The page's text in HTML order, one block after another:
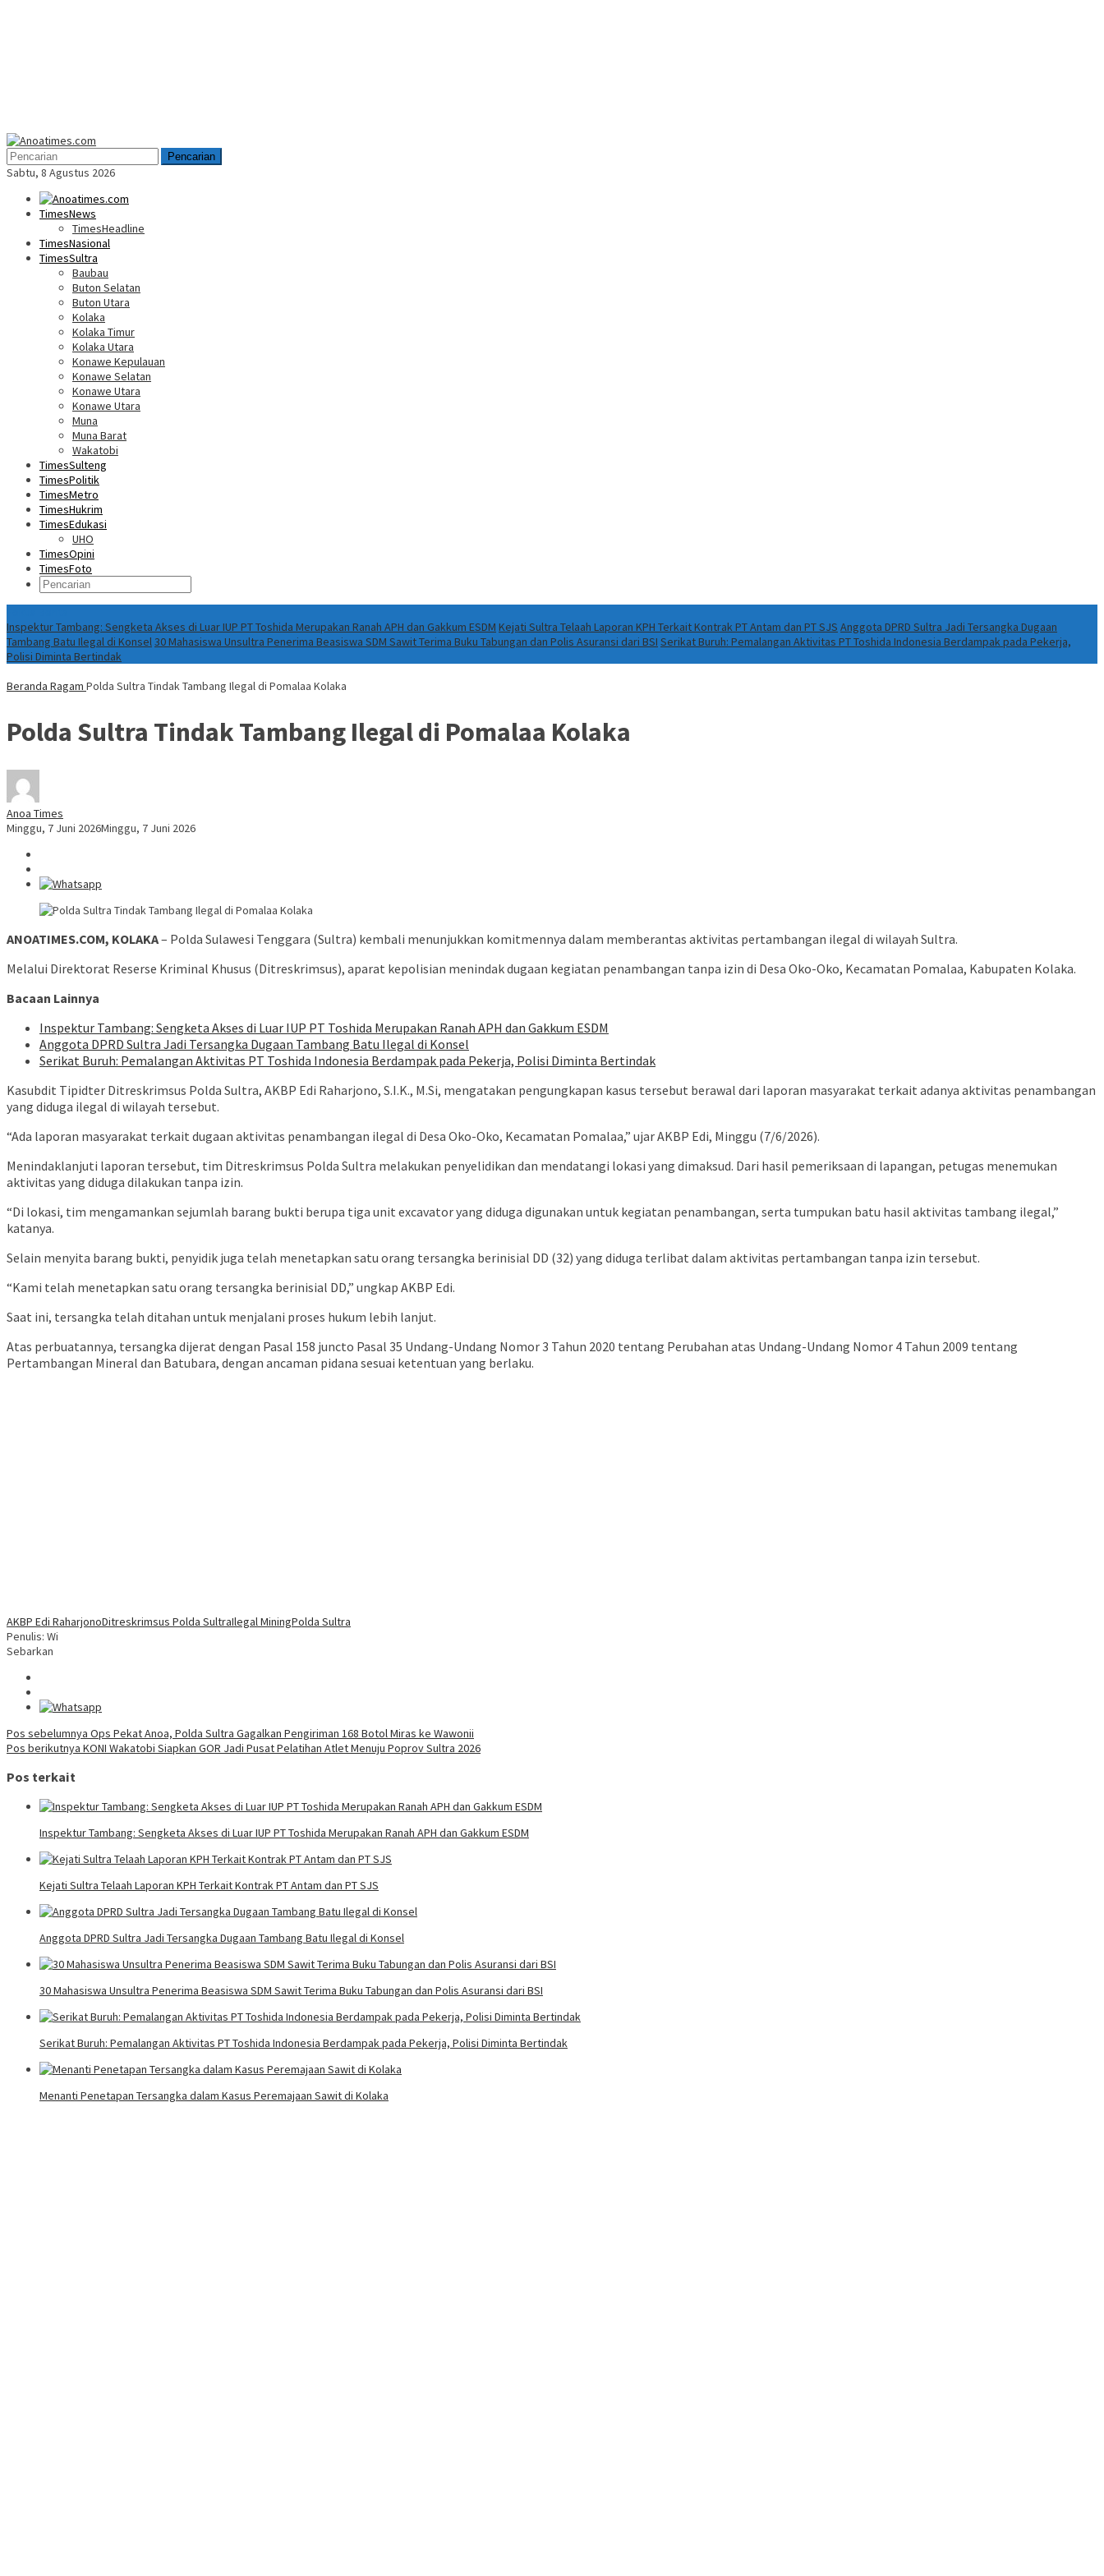
Menu
Mobile
Pencarian
Sabtu, 8 Agustus 2026
TimesNews
TimesHeadline
TimesNasional
TimesSultra
Baubau
Buton Selatan
Buton Utara
Kolaka
Kolaka Timur
Kolaka Utara
Konawe Kepulauan
Konawe Selatan
Konawe Utara
Konawe Utara
Muna
Muna Barat
Wakatobi
TimesSulteng
TimesPolitik
TimesMetro
TimesHukrim
TimesEdukasi
UHO
TimesOpini
TimesFoto
Inspektur Tambang: Sengketa Akses di Luar IUP PT Toshida Merupakan Ranah APH dan Gakkum ESDM Kejati Sultra Telaah Laporan KPH Terkait Kontrak PT Antam dan PT SJS Anggota DPRD Sultra Jadi Tersangka Dugaan
Tambang Batu Ilegal di Konsel30 Mahasiswa Unsultra Penerima Beasiswa SDM Sawit Terima Buku Tabungan dan Polis Asuransi dari BSI Serikat Buruh: Pemalangan Aktivitas PT Toshida Indonesia Berdampak pada Pekerja,
Polisi Diminta Bertindak
Beranda Ragam Polda Sultra Tindak Tambang Ilegal di Pomalaa Kolaka
Polda Sultra Tindak Tambang Ilegal di Pomalaa Kolaka
Anoa Times
Minggu, 7 Juni 2026Minggu, 7 Juni 2026
ANOATIMES.COM, KOLAKA– Polda Sulawesi Tenggara (Sultra) kembali menunjukkan komitmennya dalam memberantas aktivitas pertambangan ilegal di wilayah Sultra.
Melalui Direktorat Reserse Kriminal Khusus (Ditreskrimsus), aparat kepolisian menindak dugaan kegiatan penambangan tanpa izin di Desa Oko-Oko, Kecamatan Pomalaa, Kabupaten Kolaka.
Bacaan Lainnya
Inspektur Tambang: Sengketa Akses di Luar IUP PT Toshida Merupakan Ranah APH dan Gakkum ESDM
Anggota DPRD Sultra Jadi Tersangka Dugaan Tambang Batu Ilegal di Konsel
Serikat Buruh: Pemalangan Aktivitas PT Toshida Indonesia Berdampak pada Pekerja, Polisi Diminta Bertindak
Kasubdit Tipidter Ditreskrimsus Polda Sultra, AKBP Edi Raharjono, S.I.K., M.Si, mengatakan pengungkapan kasus tersebut berawal dari laporan masyarakat terkait adanya aktivitas penambangan
yang diduga ilegal di wilayah tersebut.
“Ada laporan masyarakat terkait dugaan aktivitas penambangan ilegal di Desa Oko-Oko, Kecamatan Pomalaa,” ujar AKBP Edi, Minggu (7/6/2026).
Menindaklanjuti laporan tersebut, tim Ditreskrimsus Polda Sultra melakukan penyelidikan dan mendatangi lokasi yang dimaksud. Dari hasil pemeriksaan di lapangan, petugas menemukan
aktivitas yang diduga dilakukan tanpa izin.
“Di lokasi, tim mengamankan sejumlah barang bukti berupa tiga unit excavator yang diduga digunakan untuk kegiatan penambangan, serta tumpukan batu hasil aktivitas tambang ilegal,”
katanya.
Selain menyita barang bukti, penyidik juga telah menetapkan satu orang tersangka berinisial DD (32) yang diduga terlibat dalam aktivitas pertambangan tanpa izin tersebut.
“Kami telah menetapkan satu orang tersangka berinisial DD,” ungkap AKBP Edi.
Saat ini, tersangka telah ditahan untuk menjalani proses hukum lebih lanjut.
Atas perbuatannya, tersangka dijerat dengan Pasal 158 juncto Pasal 35 Undang-Undang Nomor 3 Tahun 2020 tentang Perubahan atas Undang-Undang Nomor 4 Tahun 2009 tentang
Pertambangan Mineral dan Batubara, dengan ancaman pidana sesuai ketentuan yang berlaku.
AKBP Edi RaharjonoDitreskrimsus Polda SultraIlegal MiningPolda Sultra
Penulis: Wi
Sebarkan
Navigasi
pos
Pos sebelumnya Ops Pekat Anoa, Polda Sultra Gagalkan Pengiriman 168 Botol Miras ke Wawonii
Pos berikutnya KONI Wakatobi Siapkan GOR Jadi Pusat Pelatihan Atlet Menuju Poprov Sultra 2026
Pos terkait
Inspektur Tambang: Sengketa Akses di Luar IUP PT Toshida Merupakan Ranah APH dan Gakkum ESDM
Kejati Sultra Telaah Laporan KPH Terkait Kontrak PT Antam dan PT SJS
Anggota DPRD Sultra Jadi Tersangka Dugaan Tambang Batu Ilegal di Konsel
30 Mahasiswa Unsultra Penerima Beasiswa SDM Sawit Terima Buku Tabungan dan Polis Asuransi dari BSI
Serikat Buruh: Pemalangan Aktivitas PT Toshida Indonesia Berdampak pada Pekerja, Polisi Diminta Bertindak
Menanti Penetapan Tersangka dalam Kasus Peremajaan Sawit di Kolaka